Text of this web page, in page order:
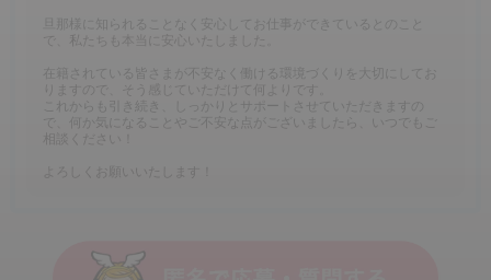
旦那様に知られることなく安心してお仕事ができているとのこと
で、私たちも本当に安心いたしました。
在籍されている皆さまが不安なく働ける環境づくりを大切にしてお
りますので、そう感じていただけて何よりです。
これからも引き続き、しっかりとサポートさせていただきますの
で、何か気になることやご不安な点がございましたら、いつでもご
相談ください！
よろしくお願いいたします！